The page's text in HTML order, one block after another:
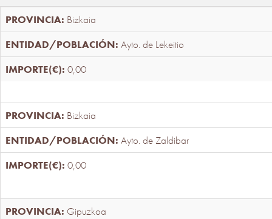
Bizkaia
Ayto. de Lekeitio
0,00
Bizkaia
Ayto. de Zaldibar
0,00
Gipuzkoa